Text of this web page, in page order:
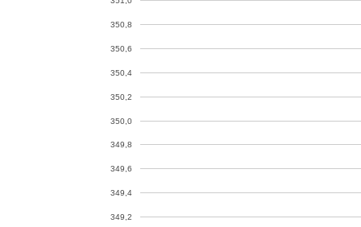
349,2
349,4
349,6
349,8
350,0
350,2
350,4
350,6
350,8